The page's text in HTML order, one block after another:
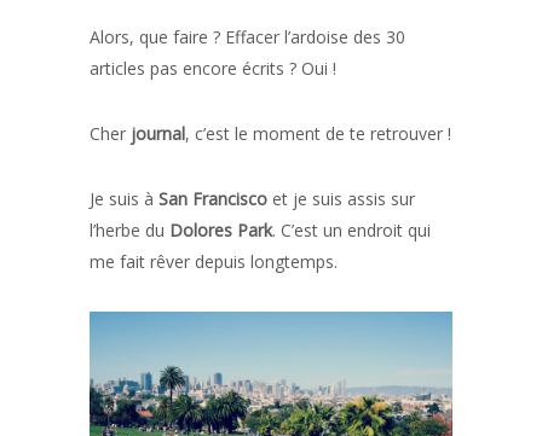
Alors, que faire ? Effacer l’ardoise des 30
articles pas encore écrits ? Oui !
Cher journal, c’est le moment de te retrouver !
Je suis à San Francisco et je suis assis sur
l’herbe du Dolores Park. C’est un endroit qui
me fait rêver depuis longtemps.